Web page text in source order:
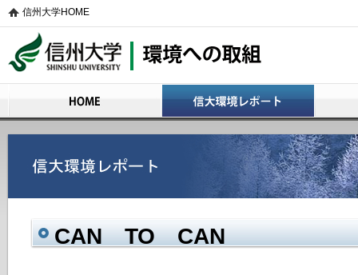
信州大学HOME
信州大学 環境への取組
CAN TO CAN